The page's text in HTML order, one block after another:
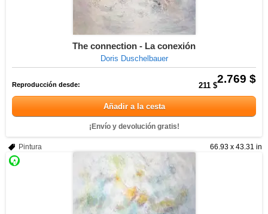
The connection - La conexión
Doris Duschelbauer
2.769 $
Reproducción desde: 211 $
Añadir a la cesta
¡Envío y devolución gratis!
66.93 x 43.31 in
Pintura